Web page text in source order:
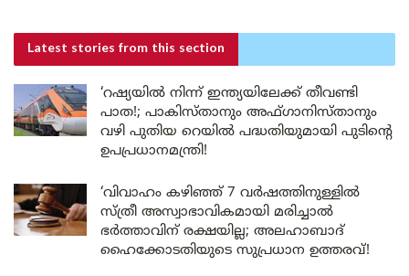
Latest stories from this section
‘റഷ്യയിൽ നിന്ന് ഇന്ത്യയിലേക്ക് തീവണ്ടി
പാത!; പാകിസ്താനും അഫ്ഗാനിസ്താനും
വഴി പുതിയ റെയിൽ പദ്ധതിയുമായി പുടിന്റെ
ഉപപ്രധാനമന്ത്രി!
‘വിവാഹം കഴിഞ്ഞ് 7 വർഷത്തിനുള്ളിൽ
സ്ത്രീ അസ്വാഭാവികമായി മരിച്ചാൽ
ഭർത്താവിന് രക്ഷയില്ല; അലഹാബാദ്
ഹൈക്കോടതിയുടെ സുപ്രധാന ഉത്തരവ്!